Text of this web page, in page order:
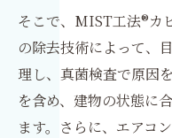
そこで、MIST工法®カ
の除去技術によって、
理し、真菌検査で原因
を含め、建物の状態に
ます。さらに、エアコ